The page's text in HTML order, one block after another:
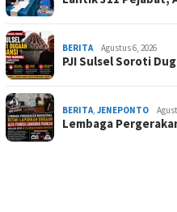
BERITA Agustus 6, 2026
PJI Sulsel Soroti
BERITA JENEPONTO
Lembaga